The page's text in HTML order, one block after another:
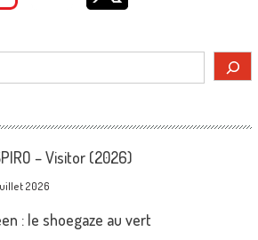
– Visitor (2026)
2026
: le shoegaze au vert